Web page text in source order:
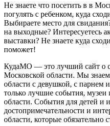
Не знаете что посетить в в
погулять с ребенком, куда
Выбираете место для
на выходные? Интересуетесь
выставки? Не знаете куда
поможет!
КудаМО — это лучший сайт о
Московской области. Мы
области с девушкой, с
только лучшие события,
области. События для детей и
достопримечательности и
области, которые обязательно